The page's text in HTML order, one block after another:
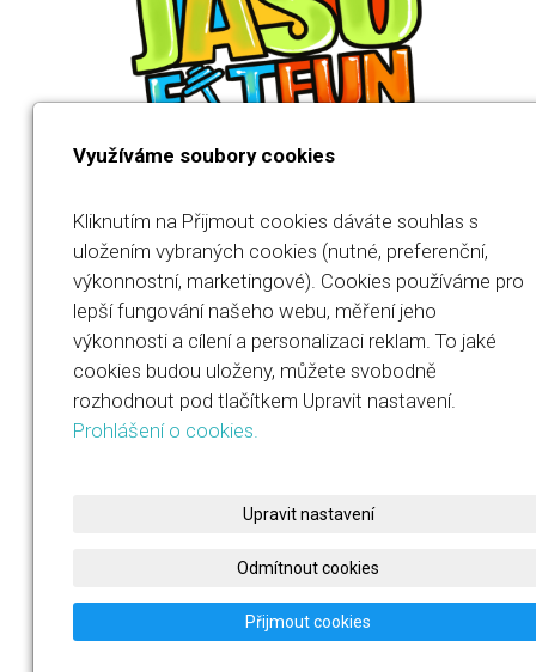
Jana Součková
IČO: 23567694
+420 732 486 460
jana@jasofitfun.cz
Využíváme soubory cookies
Kliknutím na Přijmout cookies dáváte souhlas s
uložením vybraných cookies (nutné, preferenční,
výkonnostní, marketingové). Cookies používáme pro
lepší fungování našeho webu, měření jeho
výkonnosti a cílení a personalizaci reklam. To jaké
cookies budou uloženy, můžete svobodně
rozhodnout pod tlačítkem Upravit nastavení.
Prohlášení o cookies.
Upravit nastavení
Odmítnout cookies
Přijmout cookies